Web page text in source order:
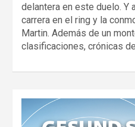
delantera en este duelo. Y
carrera en el ring y la
Martin. Además de un
clasificaciones, crónicas